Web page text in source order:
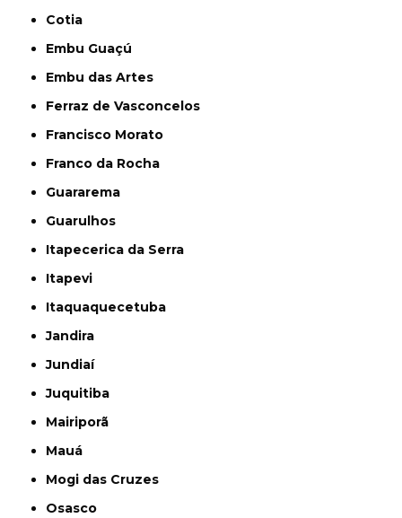
Cotia
Embu Guaçú
Embu das Artes
Ferraz de Vasconcelos
Francisco Morato
Franco da Rocha
Guararema
Guarulhos
Itapecerica da Serra
Itapevi
Itaquaquecetuba
Jandira
Jundiaí
Juquitiba
Mairiporã
Mauá
Mogi das Cruzes
Osasco